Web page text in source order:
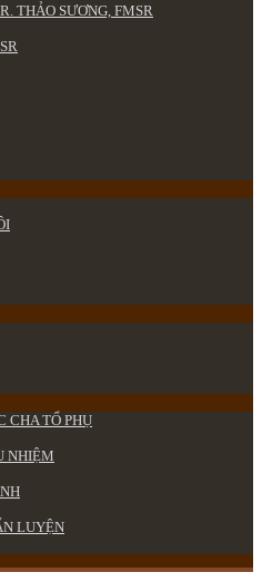
THẢO SƯƠNG, FMSR
CHA TỔ PHỤ
NHIỆM
LUYỆN